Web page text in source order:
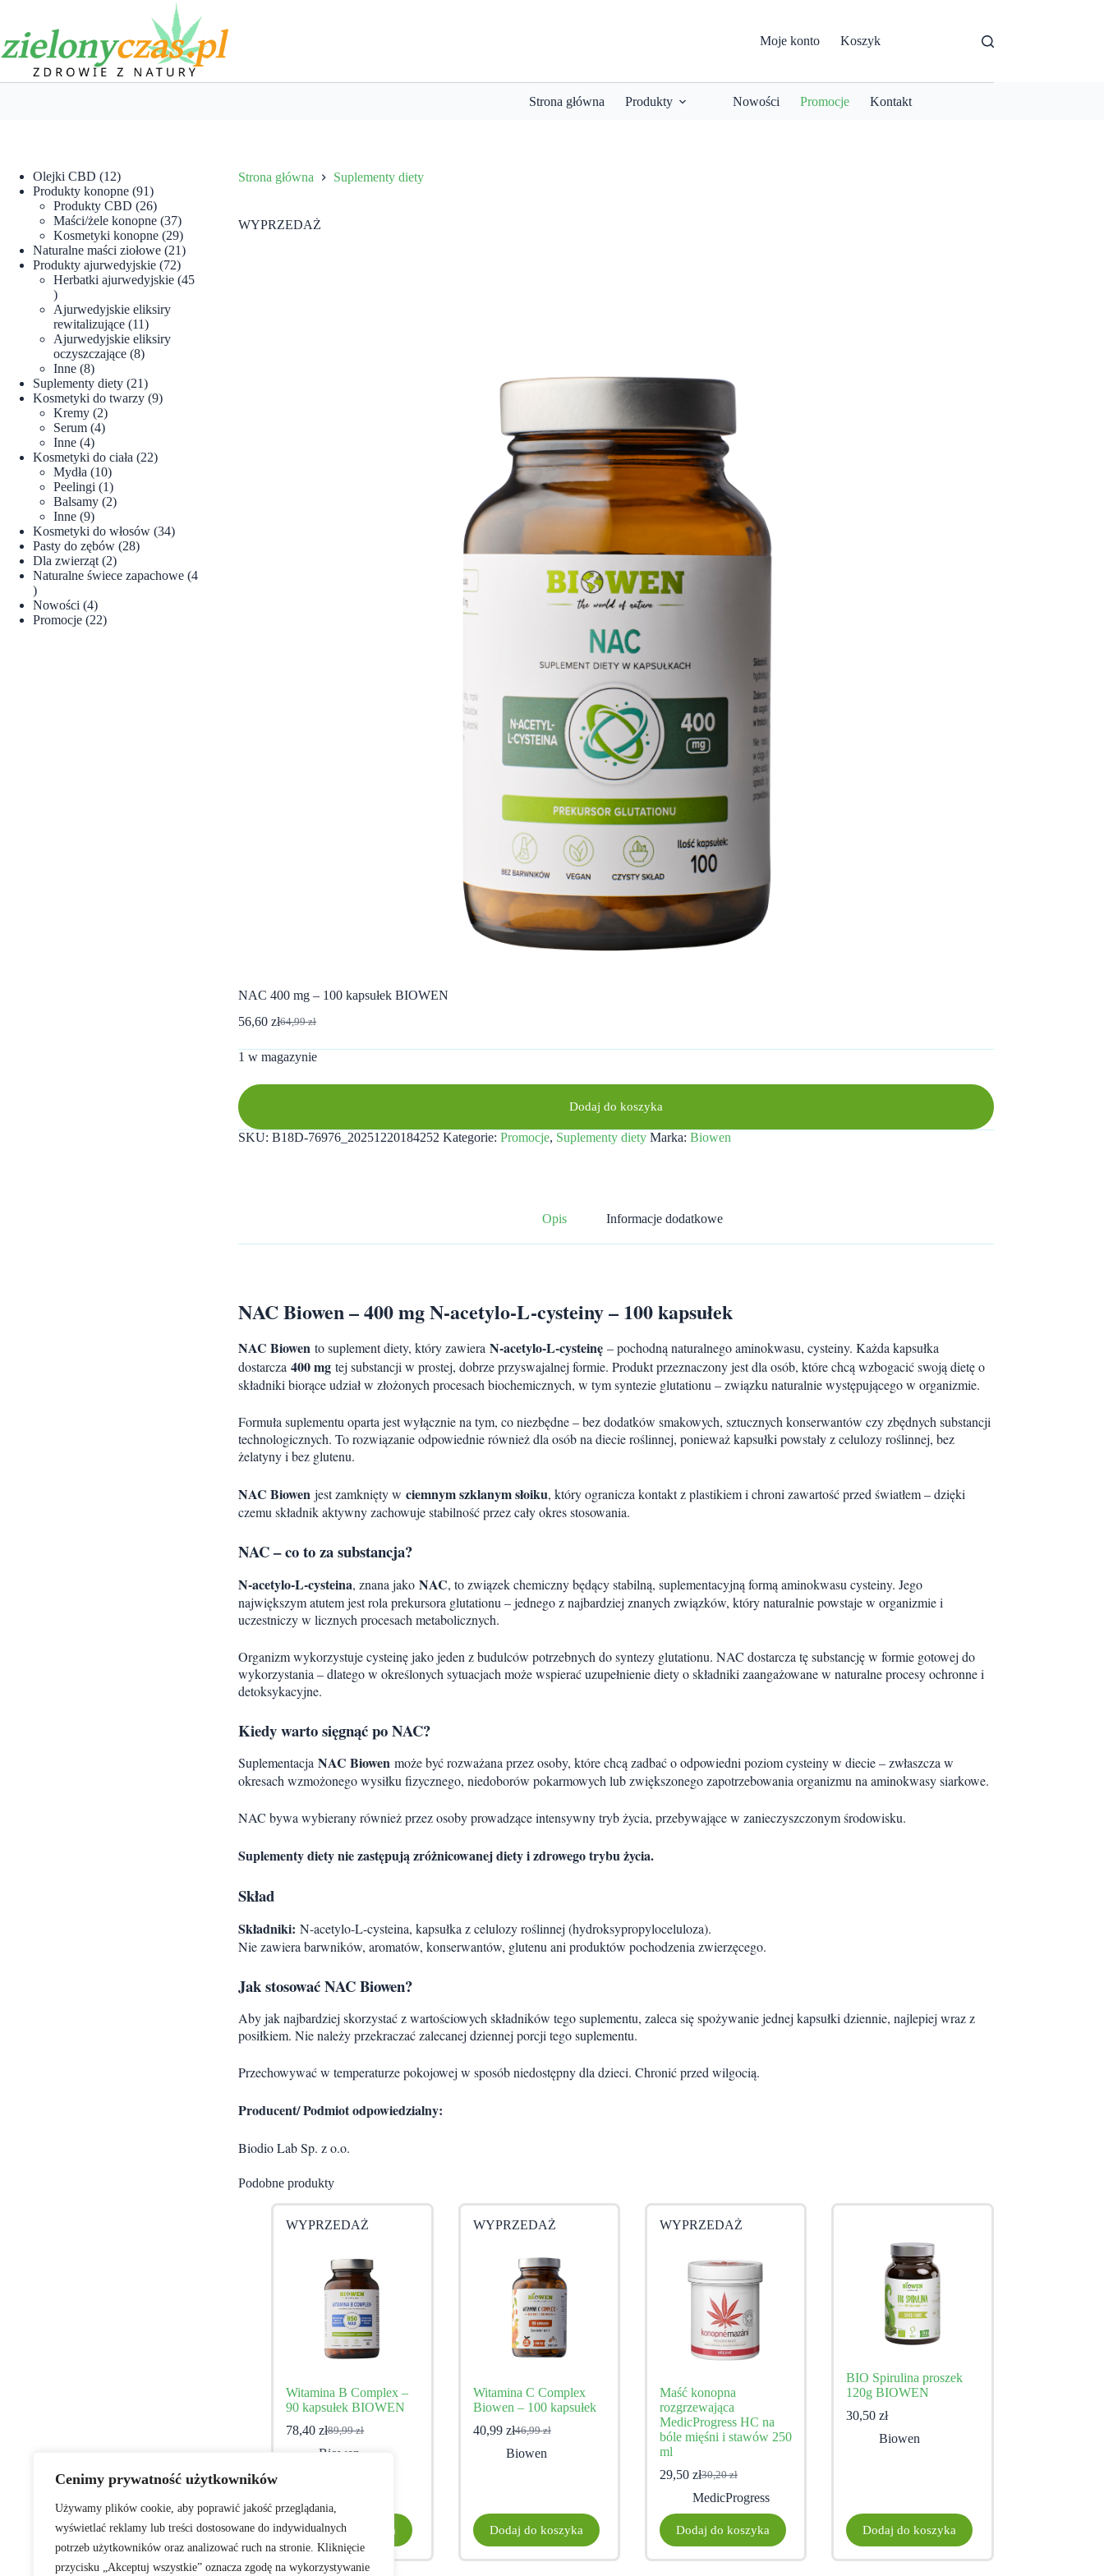
Cenimy prywatność użytkowników
Używamy plików cookie, aby poprawić jakość przeglądania,
wyświetlać reklamy lub treści dostosowane do indywidualnych
potrzeb użytkowników oraz analizować ruch na stronie. Kliknięcie
przycisku „Akceptuj wszystkie” oznacza zgodę na wykorzystywanie
treści
Moje konto Koszyk
Strona główna Produkty Nowości Promocje Kontakt
Strona główna Suplementy diety
WYPRZEDAŻ
NAC 400 mg – 100 kapsułek BIOWEN
64,99zł
Pierwotna
wynosiła:
56,60złAktualna
wynosi:
1 w magazynie
Dodaj do koszyka
SKU:B18D-76976_20251220184252 Kategorie:Promocje, Suplementy diety Marka:Biowen
Opis Informacje dodatkowe
NAC Biowen – 400 mg N-acetylo-L-cysteiny – 100 kapsułek
NAC Biowen to suplement diety, który zawieraN-acetylo-L-cysteinę – pochodną naturalnego aminokwasu, cysteiny. Każda kapsułka
dostarcza400 mg tej substancji w prostej, dobrze przyswajalnej formie. Produkt przeznaczony jest dla osób, które chcą wzbogacić swoją dietę o
składniki biorące udział w złożonych procesach biochemicznych, w tym syntezie glutationu – związku naturalnie występującego w organizmie.
Formuła suplementu oparta jest wyłącznie na tym, co niezbędne – bez dodatków smakowych, sztucznych konserwantów czy zbędnych substancji
technologicznych. To rozwiązanie odpowiednie również dla osób na diecie roślinnej, ponieważ kapsułki powstały z celulozy roślinnej, bez
żelatyny i bez glutenu.
NAC Biowen jest zamknięty wciemnym szklanym słoiku, który ogranicza kontakt z plastikiem i chroni zawartość przed światłem – dzięki
czemu składnik aktywny zachowuje stabilność przez cały okres stosowania.
NAC – co to za substancja?
N-acetylo-L-cysteina, znana jakoNAC, to związek chemiczny będący stabilną, suplementacyjną formą aminokwasu cysteiny. Jego
największym atutem jest rola prekursora glutationu – jednego z najbardziej znanych związków, który naturalnie powstaje w organizmie i
uczestniczy w licznych procesach metabolicznych.
Organizm wykorzystuje cysteinę jako jeden z budulców potrzebnych do syntezy glutationu. NAC dostarcza tę substancję w formie gotowej do
wykorzystania – dlatego w określonych sytuacjach może wspierać uzupełnienie diety o składniki zaangażowane w naturalne procesy ochronne i
detoksykacyjne.
Kiedy warto sięgnąć po NAC?
SuplementacjaNAC Biowen może być rozważana przez osoby, które chcą zadbać o odpowiedni poziom cysteiny w diecie – zwłaszcza w
okresach wzmożonego wysiłku fizycznego, niedoborów pokarmowych lub zwiększonego zapotrzebowania organizmu na aminokwasy siarkowe.
NAC bywa wybierany również przez osoby prowadzące intensywny tryb życia, przebywające w zanieczyszczonym środowisku.
Suplementy diety nie zastępują zróżnicowanej diety i zdrowego trybu życia.
Skład
Składniki: N-acetylo-L-cysteina, kapsułka z celulozy roślinnej (hydroksypropyloceluloza).
Nie zawiera barwników, aromatów, konserwantów, glutenu ani produktów pochodzenia zwierzęcego.
Jak stosować NAC Biowen?
Aby jak najbardziej skorzystać z wartościowych składników tego suplementu, zaleca się spożywanie jednej kapsułki dziennie, najlepiej wraz z
posiłkiem. Nie należy przekraczać zalecanej dziennej porcji tego suplementu.
Przechowywać w temperaturze pokojowej w sposób niedostępny dla dzieci. Chronić przed wilgocią.
Producent/ Podmiot odpowiedzialny:
Biodio Lab Sp. z o.o.
Podobne produkty
WYPRZEDAŻ
Witamina B Complex –
90 kapsułek BIOWEN
89,99zł
Pierwotna
cena
78,40złAktualna
cena
Biowen
Dodaj do koszyka
WYPRZEDAŻ
Witamina C Complex
Biowen – 100 kapsułek
46,99zł
Pierwotna
cena
40,99 złAktualna
cena
Biowen
Dodaj do koszyka
WYPRZEDAŻ
Maść konopna
rozgrzewająca
MedicProgress HC na
bóle mięśni i stawów 250
ml
30,20zł
Pierwotna
cena
wynosiła:
30,20 zł.
29,50 złAktualna
cena
wynosi:
29,50 zł.
MedicProgress
Dodaj do koszyka
BIO Spirulina proszek
120g BIOWEN
30,50zł
Biowen
Dodaj do koszyka
Olejki CBD 1212
produktów
Produkty konopne 9191
produktów
Produkty CBD 2626
produktów
Maści/żele konopne 3737
produktów
Kosmetyki konopne 2929
produktów
Naturalne maści ziołowe 2121
Produkty ajurwedyjskie 7272
produkty
Herbatki ajurwedyjskie 45
45
produktów
Ajurwedyjskie eliksiry
rewitalizujące 1111
produktów
Ajurwedyjskie eliksiry
oczyszczające 88
Inne 88
produktów
Suplementy diety 2121
produktów
Kosmetyki do twarzy 99
Kremy 22
produkty
Serum 44
Inne 44
produkty
Kosmetyki do ciała 2222
Mydła 1010
produktów
Peelingi 11
produkt
Balsamy 22
Inne 99
produktów
Kosmetyki do włosów 3434
Pasty do zębów 2828
Dla zwierząt 22
produkty
Naturalne świece zapachowe 4
4
produkty
Nowości 44
produkty
Promocje 2222